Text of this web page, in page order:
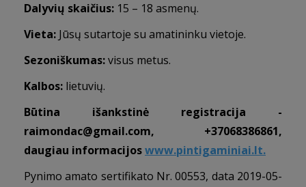
Dalyvių skaičius: 15 – 18 asmenų.
Vieta: Jūsų sutartoje su amatininku vietoje.
Sezoniškumas:visus metus.
Kalbos: lietuvių.
Būtina išankstinė registracija -
raimondac@gmail.com, +37068386861,
daugiau informacijoswww.pintigaminiai.lt.
Pynimo amato sertifikato Nr. 00553, data 2019-05-